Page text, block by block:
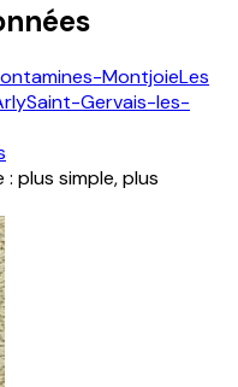
MontjoieLes
Saint-Gervais-les-
plus simple, plus